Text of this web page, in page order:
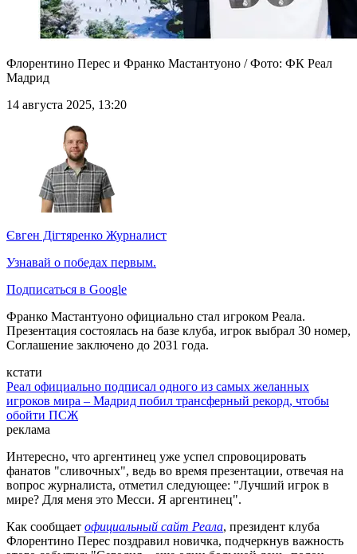
Флорентино Перес и Франко Мастантуоно / Фото: ФК Реал
Мадрид
14 августа 2025, 13:20
Євген Дігтяренко Журналист
Узнавай о победах первым.
Подписаться в Google
Франко Мастантуоно официально стал игроком Реала.
Презентация состоялась на базе клуба, игрок выбрал 30 номер,
Соглашение заключено до 2031 года.
кстати
Реал официально подписал одного из самых желанных
игроков мира – Мадрид побил трансферный рекорд, чтобы
обойти ПСЖ
реклама
Интересно, что аргентинец уже успел спровоцировать
фанатов "сливочных", ведь во время презентации, отвечая на
вопрос журналиста, отметил следующее: "Лучший игрок в
мире? Для меня это Месси. Я аргентинец".
Как сообщает официальный сайт Реала, президент клуба
Флорентино Перес поздравил новичка, подчеркнув важность